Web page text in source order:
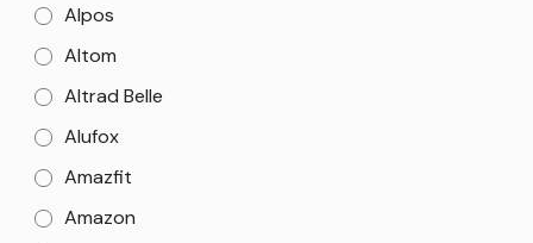
Alpos
Altom
Altrad Belle
Alufox
Amazfit
Amazon